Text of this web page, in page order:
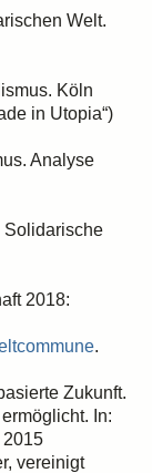
Welt.
Köln
in Utopia“)
Analyse
Solidarische
2018:
.
Zukunft.
In:
2015
vereinigt